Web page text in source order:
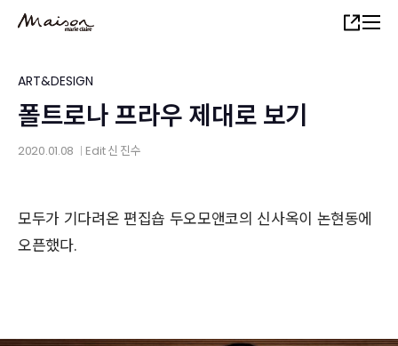
content
Share
ART&DESIGN
폴트로나 프라우 제대로 보기
2020.01.08 Edit신 진수
모두가 기다려온 편집숍 두오모앤코의 신사옥이 논현동에
오픈했다.